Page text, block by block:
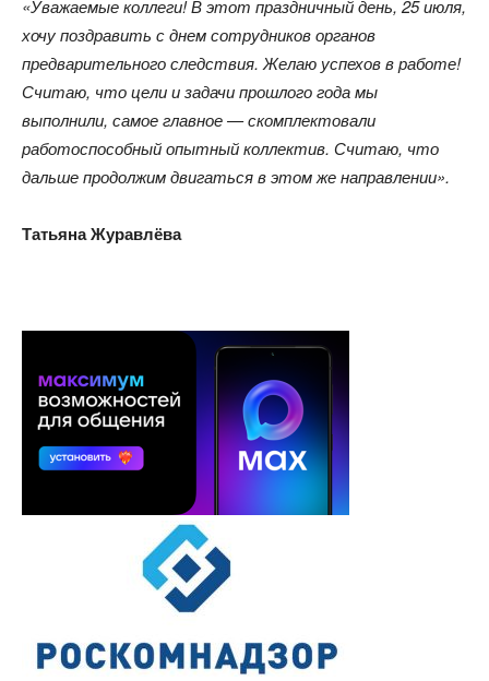
«Уважаемые коллеги! В этот праздничный день, 25 июля,
хочу поздравить с днем сотрудников органов
предварительного следствия. Желаю успехов в работе!
Считаю, что цели и задачи прошлого года мы
выполнили, самое главное — скомплектовали
работоспособный опытный коллектив. Считаю, что
дальше продолжим двигаться в этом же направлении».
Татьяна Журавлёва